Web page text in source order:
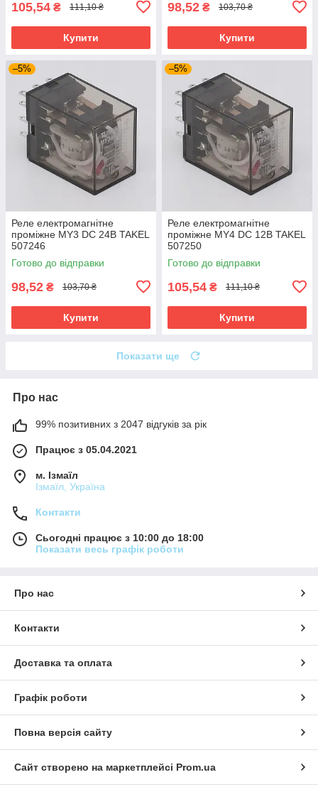
105,54 ₴ 111,10 ₴
Купити
98,52 ₴ 103,70 ₴
Купити
–5%
Реле електромагнітне
проміжне MY3 DC 24В TAKEL
507246
Готово до відправки
98,52 ₴ 103,70 ₴
Купити
–5%
Реле електромагнітне
проміжне MY4 DC 12В TAKEL
507250
Готово до відправки
105,54 ₴ 111,10 ₴
Купити
Показати ще
Про нас
99% позитивних з 2047 відгуків за рік
Працює з 05.04.2021
м. Ізмаїл
Ізмаїл, Україна
Контакти
Сьогодні працює з 10:00 до 18:00
Показати весь графік роботи
Про нас
Контакти
Доставка та оплата
Графік роботи
Повна версія сайту
Сайт створено на маркетплейсі Prom.ua